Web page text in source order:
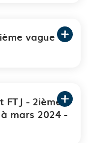
vague
FTJ - 2ième
mars 2024 -